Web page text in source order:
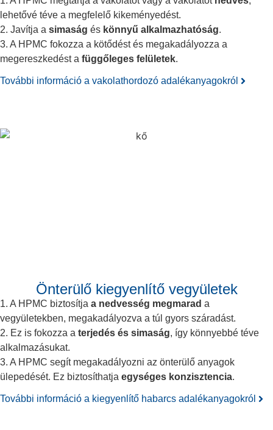
lehetővé téve a megfelelő kikeményedést.
2. Javítja a simaság és könnyű alkalmazhatóság.
3. A HPMC fokozza a kötődést és megakadályozza a
megereszkedést a függőleges felületek.
További információ a vakolathordozó adalékanyagokról
Önterülő kiegyenlítő vegyületek
1. A HPMC biztosítja a nedvesség megmarad a
vegyületekben, megakadályozva a túl gyors száradást.
2. Ez is fokozza a terjedés és simaság, így könnyebbé téve
alkalmazásukat.
3. A HPMC segít megakadályozni az önterülő anyagok
ülepedését. Ez biztosíthatja egységes konzisztencia.
További információ a kiegyenlítő habarcs adalékanyagokról